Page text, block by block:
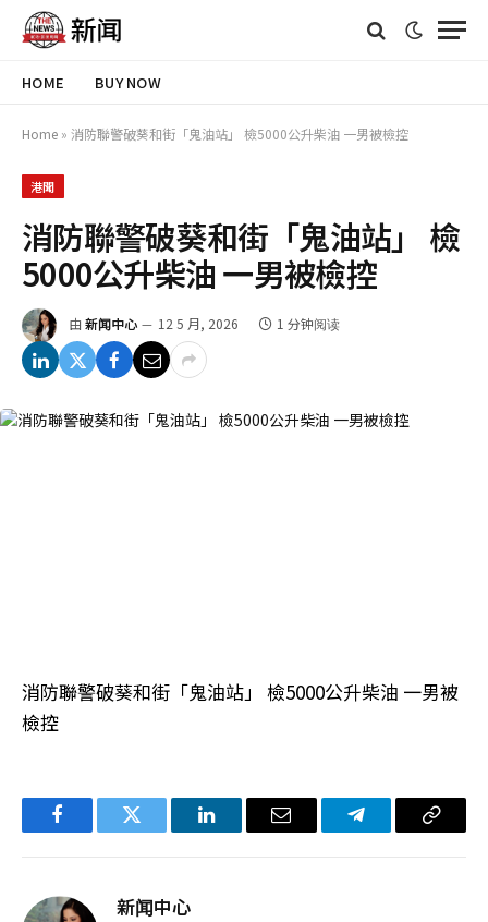
HOME BUY NOW
Home » 消防聯警破葵和街「鬼油站」 檢5000公升柴油 一男被檢控
港聞
消防聯警破葵和街「鬼油站」 檢
5000公升柴油 一男被檢控
由 新闻中心 12 5 月, 2026 1 分钟阅读
消防聯警破葵和街「鬼油站」 檢5000公升柴油 一男被
檢控
FacebookTwitter LinkedIn电
Telegram复
新闻中心